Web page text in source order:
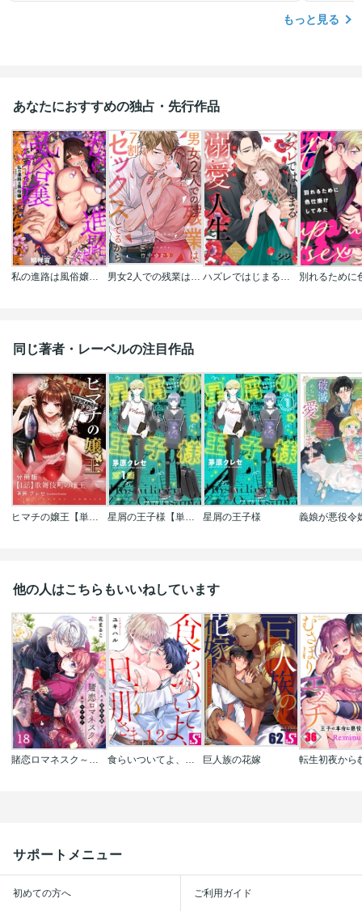
もっと見る
あなたにおすすめの独占・先行作品
同じ著者・レーベルの注目作品
ヒマチの嬢王【単話】 星屑の王子様【単話】 星屑の王子様
他の人はこちらもいいねしています
巨人族の花嫁
サポートメニュー
初めての方へ ご利用ガイド